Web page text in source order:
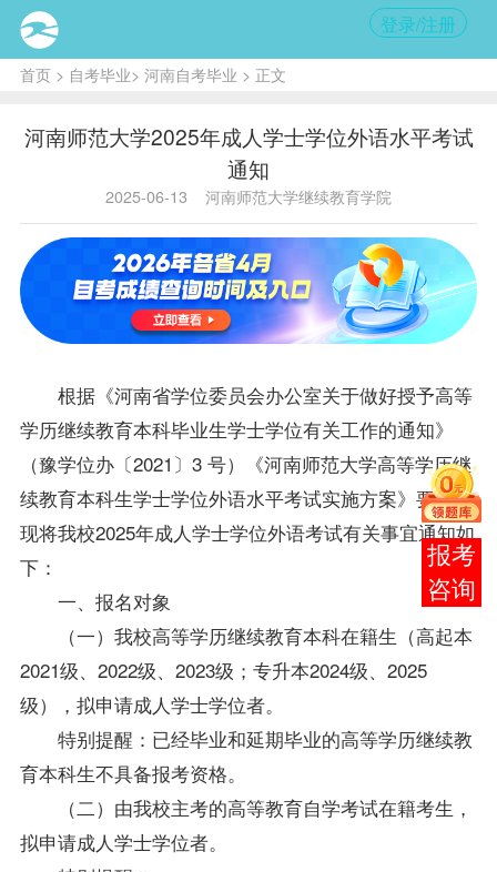
登录/注册
首页> 自考毕业> 河南自考毕业 > 正文
河南师范大学2025年成人学士学位外语水平考试
通知
2025-06-13 河南师范大学继续教育学院
根据《河南省学位委员会办公室关于做好授予高等
学历继续教育本科毕业生学士学位有关工作的通知》
（豫学位办〔2021〕3 号）《河南师范大学高等学历继
续教育本科生学士学位外语水平考试实施方案》要求，
现将我校2025年成人学士学位外语考试有关事宜通知如
下：
一、报名对象
（一）我校高等学历继续教育本科在籍生（高起本
2021级、2022级、2023级；专升本2024级、2025
级），拟申请成人学士学位者。
特别提醒：已经毕业和延期毕业的高等学历继续教
育本科生不具备报考资格。
（二）由我校主考的高等教育自学考试在籍考生，
拟申请成人学士学位者。
在线
客服